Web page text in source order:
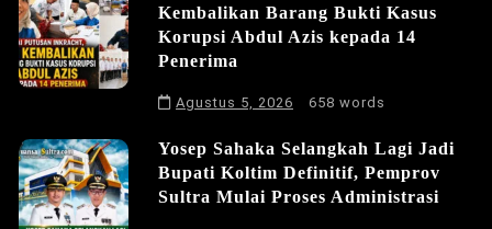
Kembalikan Barang Bukti Kasus
Korupsi Abdul Azis kepada 14
Penerima
Agustus 5, 2026 658 words
Yosep Sahaka Selangkah Lagi Jadi
Bupati Koltim Definitif, Pemprov
Sultra Mulai Proses Administrasi